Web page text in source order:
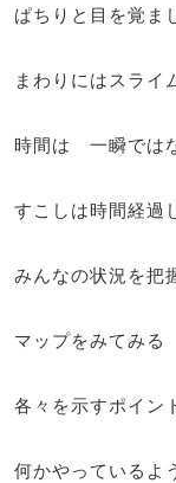
ぱちりと目を覚
まわりにはスライ
時間は 一瞬では
すこしは時間経過
みんなの状況を把
マップをみてみる
各々を示すポイン
何かやっているよ